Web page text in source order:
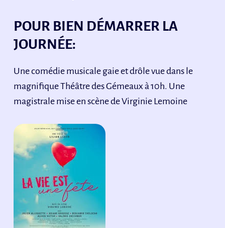
POUR BIEN DÉMARRER LA
JOURNÉE:
Une comédie musicale gaie et drôle vue dans le
magnifique Théâtre des Gémeaux à 10h. Une
magistrale mise en scène de Virginie Lemoine